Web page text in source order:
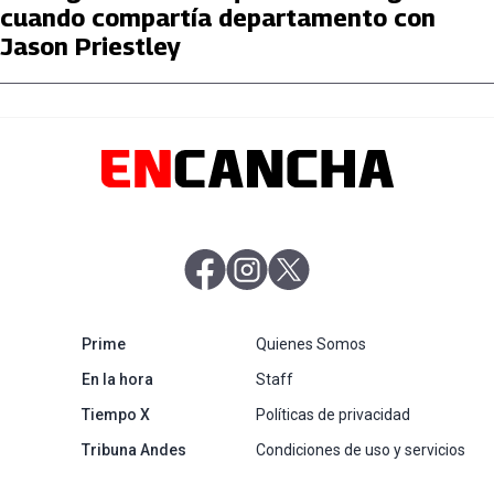
cuando compartía departamento con
Jason Priestley
abre en nueva pestaña
abre en nueva pestaña
Primeabre en nueva pestaña
En la horaabre en nueva pestaña
Tiempo Xabre en nueva pestaña
Tribuna Andesabre en nueva pestaña
Quienes Somos
Staff
Políticas de privacidad
Condiciones de uso y servicios